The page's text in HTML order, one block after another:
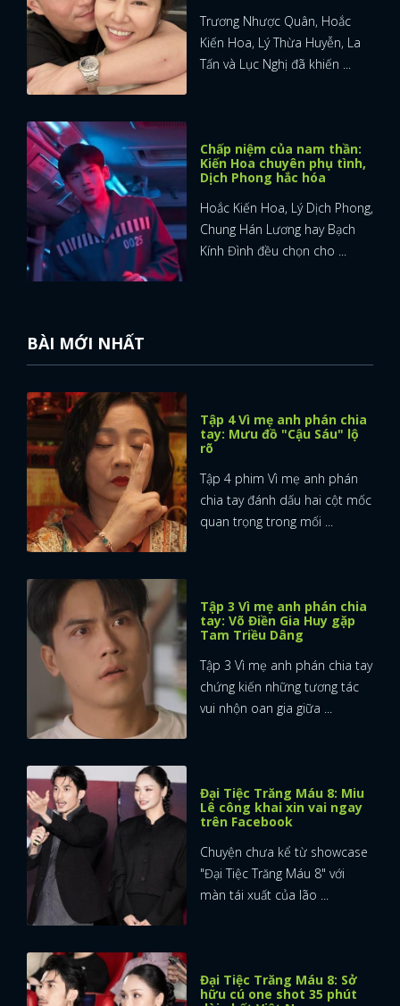
ĐĂNG NHẬP
Trương Nhược Quân, Hoắc
Kiến Hoa, Lý Thừa Huyễn, La
Tấn và Lục Nghị đã khiến ...
Chấp niệm của nam thần:
Kiến Hoa chuyên phụ tình,
Dịch Phong hắc hóa
Hoắc Kiến Hoa, Lý Dịch Phong,
Chung Hán Lương hay Bạch
Kính Đình đều chọn cho ...
BÀI MỚI NHẤT
Tập 4 Vì mẹ anh phán chia
tay: Mưu đồ "Cậu Sáu" lộ
rõ
Tập 4 phim Vì mẹ anh phán
chia tay đánh dấu hai cột mốc
quan trọng trong mối ...
Tập 3 Vì mẹ anh phán chia
tay: Võ Điền Gia Huy gặp
Tam Triều Dâng
Tập 3 Vì mẹ anh phán chia tay
chứng kiến những tương tác
vui nhộn oan gia giữa ...
Đại Tiệc Trăng Máu 8: Miu
Lê công khai xin vai ngay
trên Facebook
Chuyện chưa kể từ showcase
"Đại Tiệc Trăng Máu 8" với
màn tái xuất của lão ...
Đại Tiệc Trăng Máu 8: Sở
hữu cú one shot 35 phút